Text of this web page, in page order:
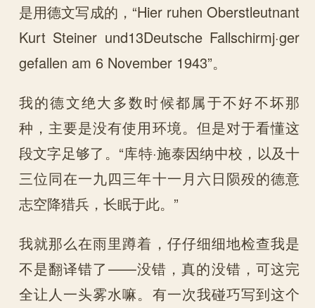
是用德文写成的，“Hier ruhen Oberstleutnant
Kurt Steiner und13Deutsche Fallschirmj·ger
gefallen am 6 November 1943”。
我的德文绝大多数时候都属于不好不坏那
种，主要是没有使用环境。但是对于看懂这
段文字足够了。“库特·施泰因纳中校，以及十
三位同在一九四三年十一月六日陨殁的德意
志空降猎兵，长眠于此。”
我就那么在雨里蹲着，仔仔细细地检查我是
不是翻译错了——没错，真的没错，可这完
全让人一头雾水嘛。有一次我碰巧写到这个